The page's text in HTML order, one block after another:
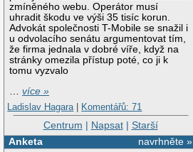
zmíněného webu. Operátor musí
uhradit škodu ve výši 35 tisíc korun.
Advokát společnosti T-Mobile se snažil i
u odvolacího senátu argumentovat tím,
že firma jednala v dobré víře, když na
stránky omezila přístup poté, co ji k
tomu vyzvalo
…více »
Ladislav Hagara | Komentářů: 71
Centrum | Napsat| Starší
navrhněte »
Anketa